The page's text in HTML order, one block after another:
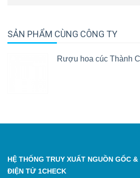
SẢN PHẨM CÙNG CÔNG TY
Rượu hoa cúc Thành
HỆ THỐNG TRUY XUẤT NGUỒN GỐC
ĐIỆN TỬ 1CHECK